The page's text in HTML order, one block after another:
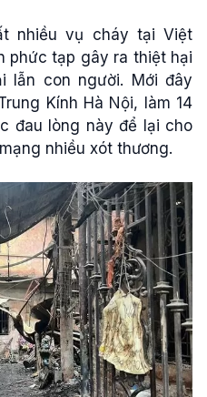
nhiều vụ cháy tại Việt
phức tạp gây ra thiệt hại
lẫn con người. Mới đây
Kính Hà Nội, làm 14
đau lòng này để lại cho
nhiều xót thương.